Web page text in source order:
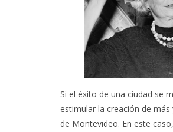
Si el éxito de una ciudad se
estimular la creación de
de Montevideo. En este